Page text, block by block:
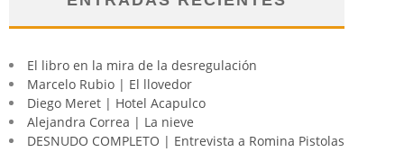
El libro en la mira de la desregulación
Marcelo Rubio | El llovedor
Diego Meret | Hotel Acapulco
Alejandra Correa | La nieve
DESNUDO COMPLETO | Entrevista a Romina Pistolas